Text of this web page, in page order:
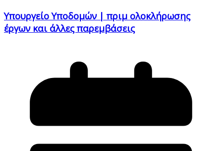
Υπουργείο Υποδομών | πριμ ολοκλήρωσης
έργων και άλλες παρεμβάσεις